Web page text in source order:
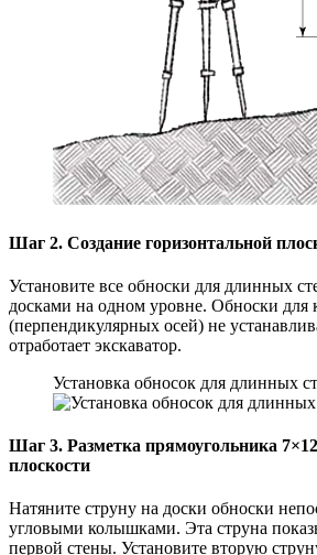
Шаг 2. Создание горизонтальной
Установите все обноски для длинных
досками на одном уровне. Обноски для
(перпендикулярных осей) не
отработает экскаватор.
Установка обносок для длинных
Шаг 3. Разметка прямоугольника
плоскости
Натяните струну на доски обноски
угловыми колышками. Эта струна
первой стены. Установите вторую